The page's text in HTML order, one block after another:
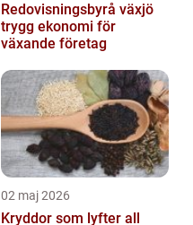
Redovisningsbyrå växjö
trygg ekonomi för
växande företag
02 maj 2026
Kryddor som lyfter all